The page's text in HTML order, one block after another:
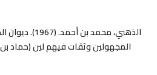
الذهبي، محمد